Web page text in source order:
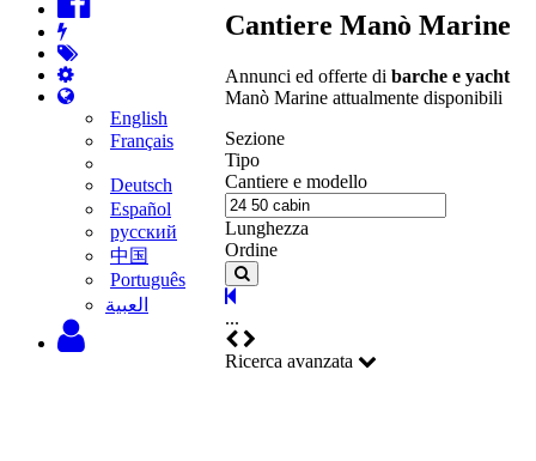
English
Français
Deutsch
Español
русский
中国
Português
‫العبية
Cantiere Manò Marine
Annunci ed offerte di barche e yacht
Manò Marine attualmente disponibili
Sezione
Tipo
Cantiere e modello
Lunghezza
Ordine
...
Ricerca avanzata